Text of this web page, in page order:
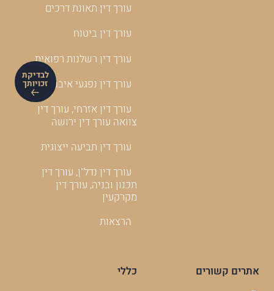
לבדיקת
זכויותך
עורך דין תאונת דרכים
עורך דין ביטוח
עורך דין רשלנות רפואית
עורך דין נפגעי איבה
עורך דין אזרחי, עורך דין
צוואה עורך דין ירושה
עורך דין תביעה ייצוגית
עורך דין נדל"ן, עורך דין
תכנון ובניה, עורך דין
מקרקעין
הרצאות
אתרים קשורים
כללי